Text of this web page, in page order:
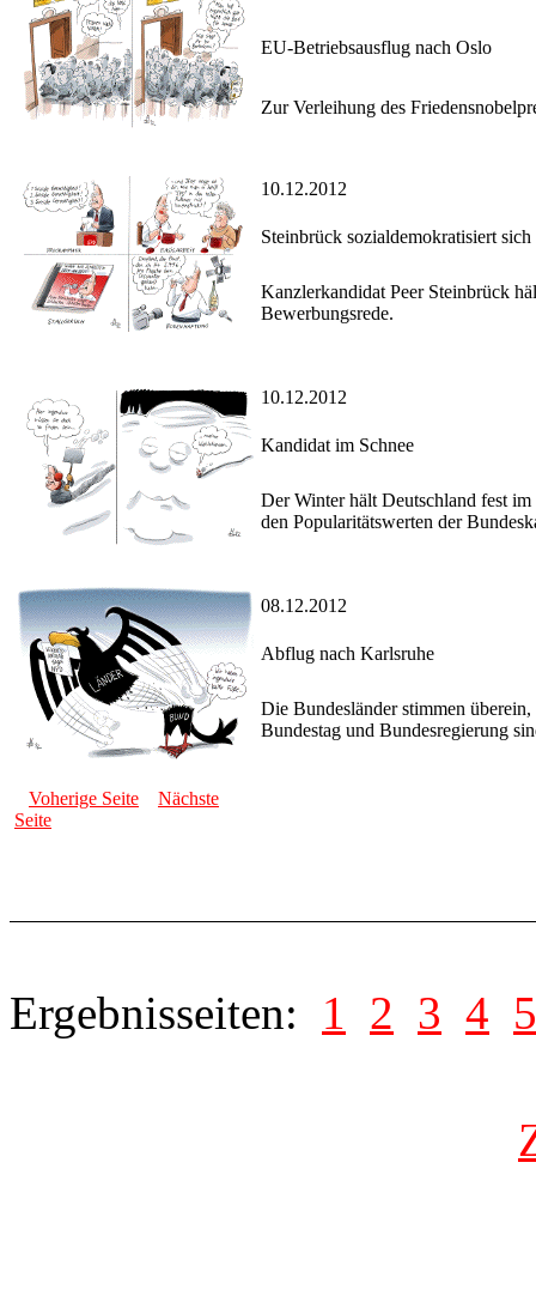
EU-Betriebsausflug nach Oslo
Zur Verleihung des
10.12.2012
Steinbrück sozialdemokratisiert sich
Kanzlerkandidat Peer Steinbrück
Bewerbungsrede.
10.12.2012
Kandidat im Schnee
Der Winter hält Deutschland fest
den Popularitätswerten der
08.12.2012
Abflug nach Karlsruhe
Die Bundesländer stimmen
Bundestag und Bundesregierung
Voherige Seite
Nächste
Seite
Ergebnisseiten: 1 2 3 4 5